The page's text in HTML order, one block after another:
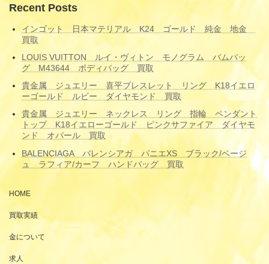
Recent Posts
インゴット 日本マテリアル K24 ゴールド 純金 地金
買取
LOUIS VUITTON ルイ・ヴィトン モノグラム バムバッ
グ M43644 ボディバッグ 買取
貴金属 ジュエリー 喜平ブレスレット リング K18イエロ
ーゴールド ルビー ダイヤモンド 買取
貴金属 ジュエリー ネックレス リング 指輪 ペンダント
トップ K18イエローゴールド ピンクサファイア ダイヤモ
ンド オパール 買取
BALENCIAGA バレンシアガ パニエXS ブラック/ベージ
ュ ラフィア/カーフ ハンドバッグ 買取
HOME
買取実績
金について
求人